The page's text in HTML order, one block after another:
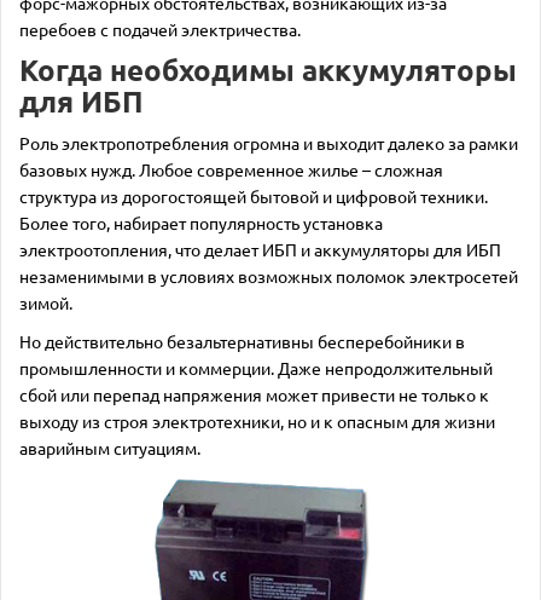
перебоев с подачей электричества.
Когда необходимы аккумуляторы
для ИБП
Роль электропотребления огромна и выходит далеко за рамки
базовых нужд. Любое современное жилье – сложная
структура из дорогостоящей бытовой и цифровой техники.
Более того, набирает популярность установка
электроотопления, что делает ИБП и аккумуляторы для ИБП
незаменимыми в условиях возможных поломок электросетей
зимой.
Но действительно безальтернативны бесперебойники в
промышленности и коммерции. Даже непродолжительный
сбой или перепад напряжения может привести не только к
выходу из строя электротехники, но и к опасным для жизни
аварийным ситуациям.